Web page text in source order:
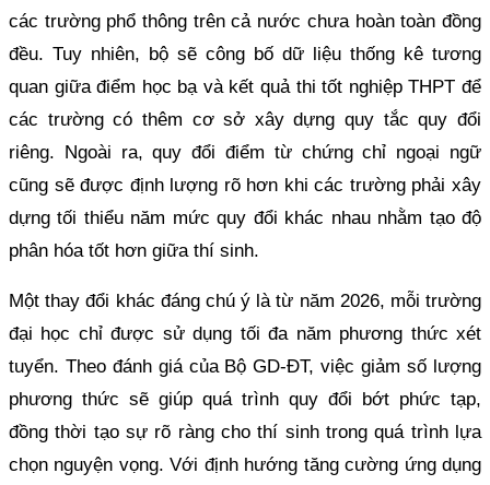
các trường phổ thông trên cả nước chưa hoàn toàn đồng
đều. Tuy nhiên, bộ sẽ công bố dữ liệu thống kê tương
quan giữa điểm học bạ và kết quả thi tốt nghiệp THPT để
các trường có thêm cơ sở xây dựng quy tắc quy đổi
riêng. Ngoài ra, quy đổi điểm từ chứng chỉ ngoại ngữ
cũng sẽ được định lượng rõ hơn khi các trường phải xây
dựng tối thiểu năm mức quy đổi khác nhau nhằm tạo độ
phân hóa tốt hơn giữa thí sinh.
Một thay đổi khác đáng chú ý là từ năm 2026, mỗi trường
đại học chỉ được sử dụng tối đa năm phương thức xét
tuyển. Theo đánh giá của Bộ GD-ĐT, việc giảm số lượng
phương thức sẽ giúp quá trình quy đổi bớt phức tạp,
đồng thời tạo sự rõ ràng cho thí sinh trong quá trình lựa
chọn nguyện vọng. Với định hướng tăng cường ứng dụng